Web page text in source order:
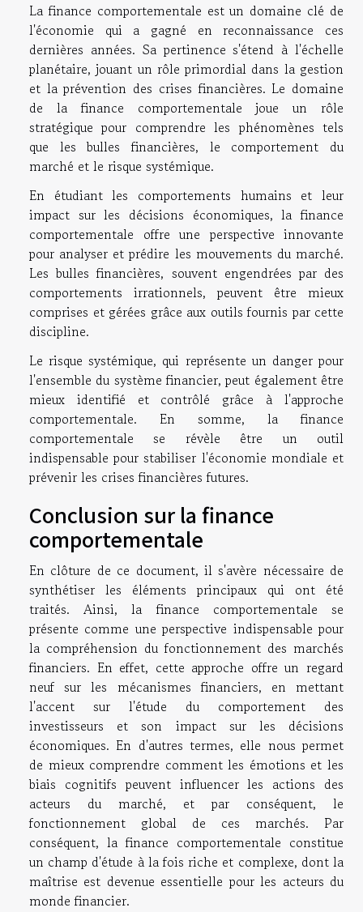
La finance comportementale est un domaine clé de
l'économie qui a gagné en reconnaissance ces
dernières années. Sa pertinence s'étend à l'échelle
planétaire, jouant un rôle primordial dans la gestion
et la prévention des crises financières. Le domaine
de la finance comportementale joue un rôle
stratégique pour comprendre les phénomènes tels
que les bulles financières, le comportement du
marché et le risque systémique.
En étudiant les comportements humains et leur
impact sur les décisions économiques, la finance
comportementale offre une perspective innovante
pour analyser et prédire les mouvements du marché.
Les bulles financières, souvent engendrées par des
comportements irrationnels, peuvent être mieux
comprises et gérées grâce aux outils fournis par cette
discipline.
Le risque systémique, qui représente un danger pour
l'ensemble du système financier, peut également être
mieux identifié et contrôlé grâce à l'approche
comportementale. En somme, la finance
comportementale se révèle être un outil
indispensable pour stabiliser l'économie mondiale et
prévenir les crises financières futures.
Conclusion sur la finance
comportementale
En clôture de ce document, il s'avère nécessaire de
synthétiser les éléments principaux qui ont été
traités. Ainsi, la finance comportementale se
présente comme une perspective indispensable pour
la compréhension du fonctionnement des marchés
financiers. En effet, cette approche offre un regard
neuf sur les mécanismes financiers, en mettant
l'accent sur l'étude du comportement des
investisseurs et son impact sur les décisions
économiques. En d'autres termes, elle nous permet
de mieux comprendre comment les émotions et les
biais cognitifs peuvent influencer les actions des
acteurs du marché, et par conséquent, le
fonctionnement global de ces marchés. Par
conséquent, la finance comportementale constitue
un champ d'étude à la fois riche et complexe, dont la
maîtrise est devenue essentielle pour les acteurs du
monde financier.